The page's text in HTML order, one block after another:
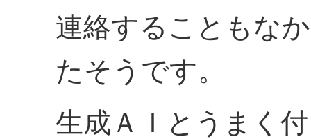
連絡することもな
たそうです。
生成ＡＩとうまく